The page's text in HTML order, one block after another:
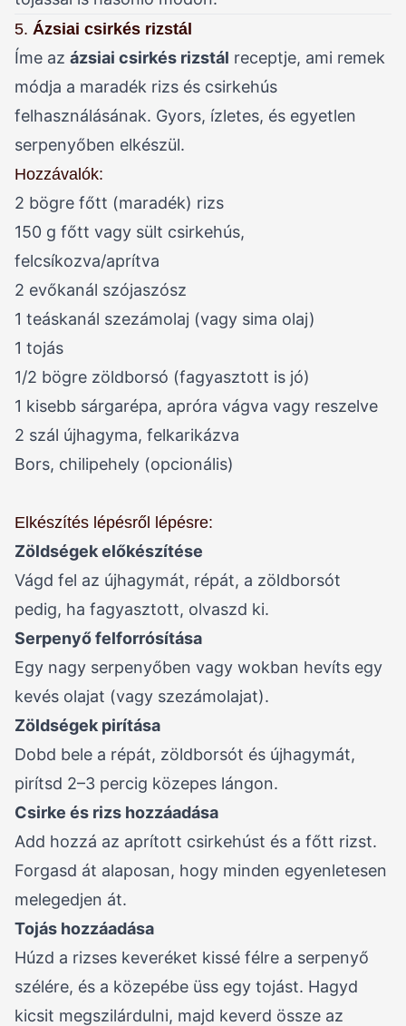
5. Ázsiai csirkés rizstál
Íme az ázsiai csirkés rizstál receptje, ami remek
módja a maradék rizs és csirkehús
felhasználásának. Gyors, ízletes, és egyetlen
serpenyőben elkészül.
Hozzávalók:
2 bögre főtt (maradék) rizs
150 g főtt vagy sült csirkehús,
felcsíkozva/aprítva
2 evőkanál szójaszósz
1 teáskanál szezámolaj (vagy sima olaj)
1 tojás
1/2 bögre zöldborsó (fagyasztott is jó)
1 kisebb sárgarépa, apróra vágva vagy reszelve
2 szál újhagyma, felkarikázva
Bors, chilipehely (opcionális)
Elkészítés lépésről lépésre:
Zöldségek előkészítése
Vágd fel az újhagymát, répát, a zöldborsót
pedig, ha fagyasztott, olvaszd ki.
Serpenyő felforrósítása
Egy nagy serpenyőben vagy wokban hevíts egy
kevés olajat (vagy szezámolajat).
Zöldségek pirítása
Dobd bele a répát, zöldborsót és újhagymát,
pirítsd 2–3 percig közepes lángon.
Csirke és rizs hozzáadása
Add hozzá az aprított csirkehúst és a főtt rizst.
Forgasd át alaposan, hogy minden egyenletesen
melegedjen át.
Tojás hozzáadása
Húzd a rizses keveréket kissé félre a serpenyő
szélére, és a közepébe üss egy tojást. Hagyd
kicsit megszilárdulni, majd keverd össze az